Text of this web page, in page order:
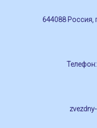
644088 Россия,
Телефон: